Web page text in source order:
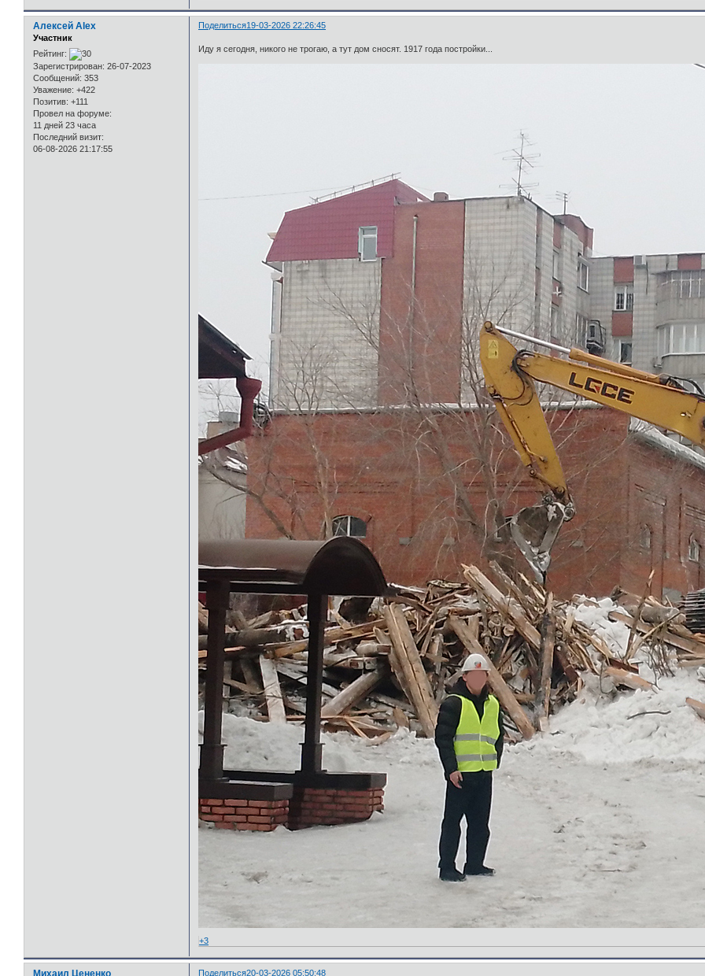
Поделиться19-03-2026 22:26:45
Алексей Alex
Участник
Рейтинг:
Зарегистрирован: 26-07-2023
Сообщений: 353
Уважение: +422
Позитив: +111
Провел на форуме:
11 дней 23 часа
Последний визит:
06-08-2026 21:17:55
Иду я сегодня, никого не трогаю, а тут дом сносят. 1917 года постройки...
+3
Поделиться20-03-2026 05:50:48
Михаил Цененко